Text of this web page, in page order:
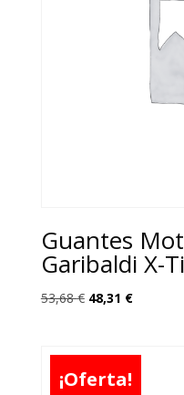
Guantes
Garibaldi X-
53,68€ El
era:
53,68 €.
48,31 €El
es:
¡Oferta!